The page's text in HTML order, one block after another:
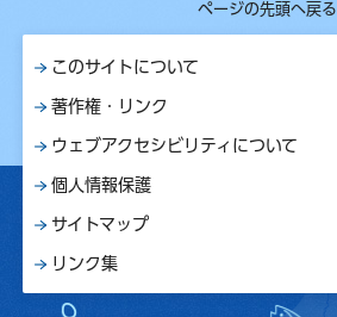
ページの先頭へ戻る
このサイトについて
著作権・リンク
ウェブアクセシビリティについて
個人情報保護
サイトマップ
リンク集